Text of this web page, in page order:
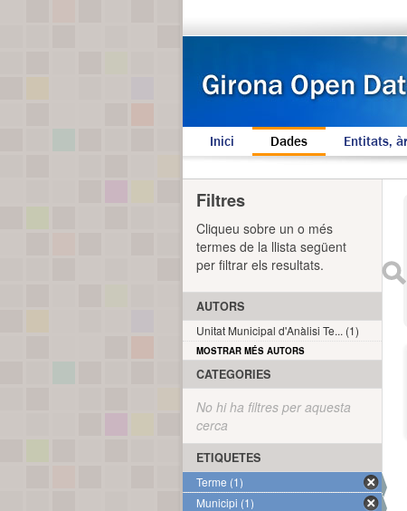
Inici Dades Entitats,
Filtres
Cliqueu sobre un o més
termes de la llista següent
per filtrar els resultats.
AUTORS
Unitat Municipal d'Anàlisi Te... (1)
MOSTRAR MÉS AUTORS
CATEGORIES
No hi ha filtres per aquesta
cerca
ETIQUETES
Terme (1)
Municipi (1)